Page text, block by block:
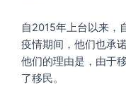
自2015年上台以来，
疫情期间，他们也承
他们的理由是，由于
了移民。